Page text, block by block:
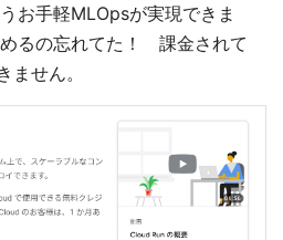
お手軽MLOpsが実現できま
るの忘れてた！ 課金されて
ません。